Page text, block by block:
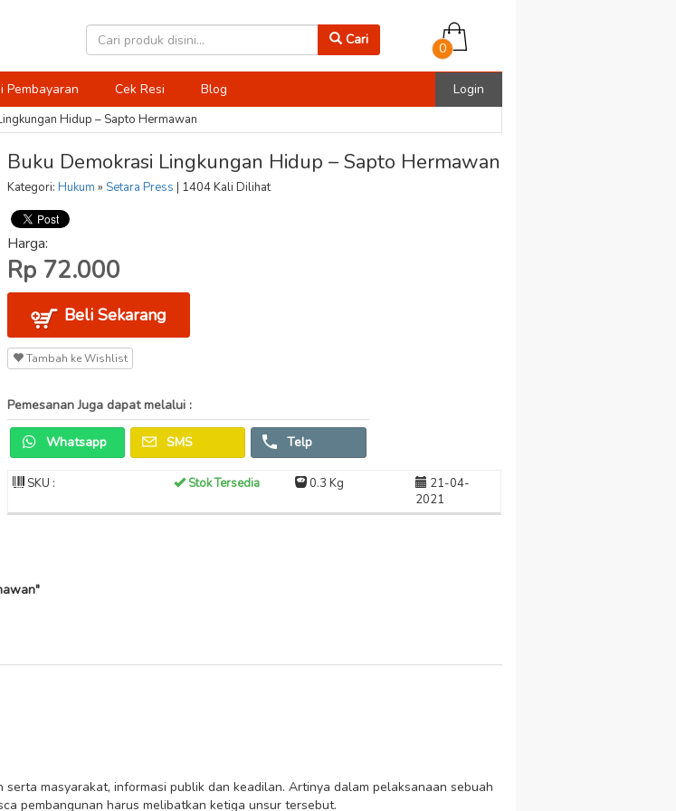
Cari
0
Pembayaran Cek Resi Blog Login
Hidup – Sapto Hermawan
Buku Demokrasi Lingkungan Hidup – Sapto Hermawan
Kategori: Hukum » Setara Press | 1404 Kali Dilihat
Harga:
Rp 72.000
Beli Sekarang
Tambah ke Wishlist
Pemesanan Juga dapat melalui :
Whatsapp SMS Telp
SKU : Stok Tersedia 0.3 Kg
21-04-
2021
masyarakat, informasi publik dan keadilan. Artinya dalam pelaksanaan sebuah
pembangunan harus melibatkan ketiga unsur tersebut.